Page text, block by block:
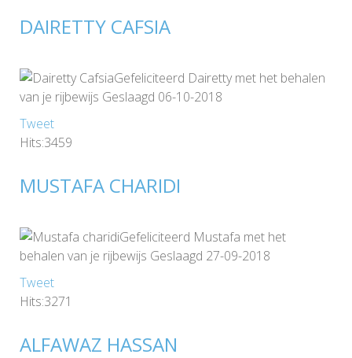
DAIRETTY CAFSIA
Gefeliciteerd Dairetty met het behalen
van je rijbewijs Geslaagd 06-10-2018
Tweet
Hits:3459
MUSTAFA CHARIDI
Gefeliciteerd Mustafa met het
behalen van je rijbewijs Geslaagd 27-09-2018
Tweet
Hits:3271
ALFAWAZ HASSAN